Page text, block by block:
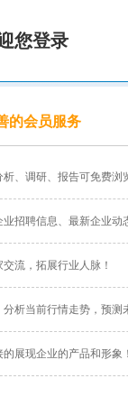
您登录
的会员服务
、调研、报告可免费浏
招聘信息、最新企业动
流，拓展行业人脉！
析当前行情走势，预测
展现企业的产品和形象！